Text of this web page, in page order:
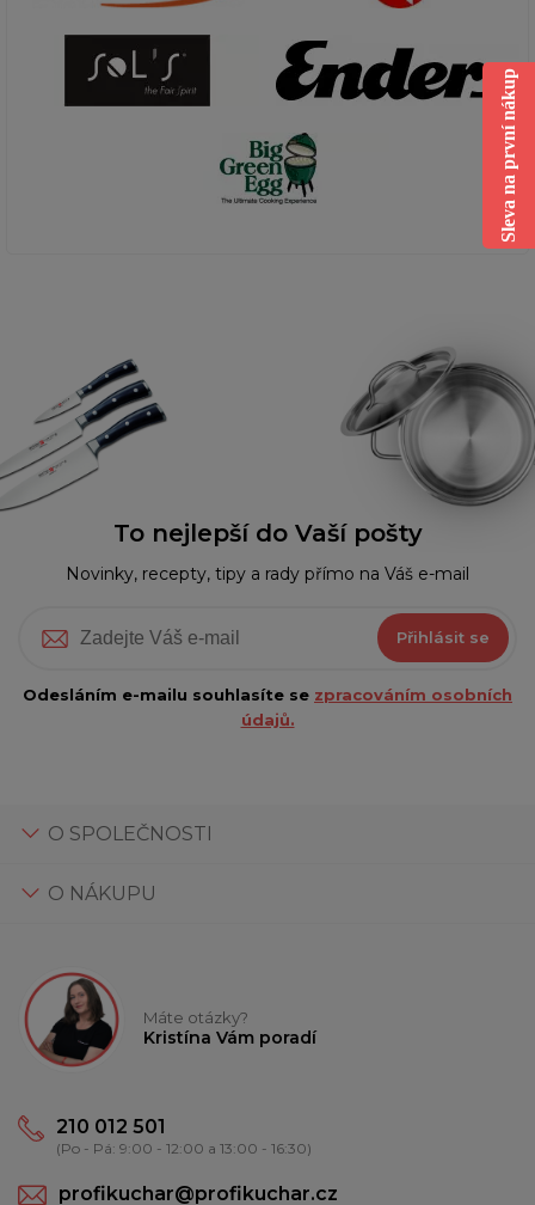
To nejlepší do Vaší pošty
Novinky, recepty, tipy a rady přímo na Váš e-mail
Přihlásit se
Odesláním e-mailu souhlasíte se zpracováním osobních
údajů.
O SPOLEČNOSTI
O NÁKUPU
Máte otázky?
Kristína Vám poradí
210 012 501
(Po - Pá: 9:00 - 12:00 a 13:00 - 16:30)
profikuchar@profikuchar.cz
Sleva na první nákup